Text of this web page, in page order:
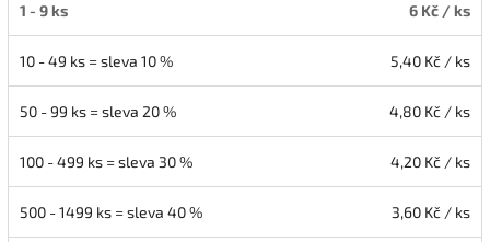
1 - 9 ks 6 Kč / ks
10 - 49 ks = sleva 10 % 5,40 Kč / ks
50 - 99 ks = sleva 20 % 4,80 Kč / ks
100 - 499 ks = sleva 30 % 4,20 Kč / ks
500 - 1499 ks = sleva 40 % 3,60 Kč / ks